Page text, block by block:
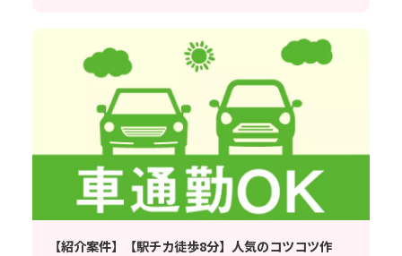
【紹介案件】【駅チカ徒歩8分】人気のコツコツ作